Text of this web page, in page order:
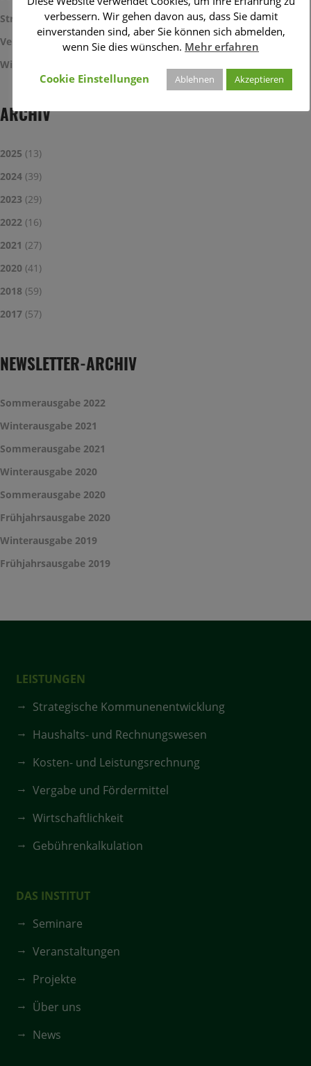
Strategie und Haushaltssicherung
Veranstaltungen
Wirtschaftlichkeitsbetrachtungen
ARCHIV
2025 (13)
2024 (39)
2023 (29)
2022 (16)
2021 (27)
2020 (41)
2018 (59)
2017 (57)
NEWSLETTER-ARCHIV
Sommerausgabe 2022
Winterausgabe 2021
Sommerausgabe 2021
Winterausgabe 2020
Sommerausgabe 2020
Frühjahrsausgabe 2020
Winterausgabe 2019
Frühjahrsausgabe 2019
LEISTUNGEN
Strategische Kommunenentwicklung
Haushalts- und Rechnungswesen
Kosten- und Leistungsrechnung
Vergabe und Fördermittel
Wirtschaftlichkeit
Gebührenkalkulation
DAS INSTITUT
Seminare
Veranstaltungen
Projekte
Über uns
News
verbessern. Wir gehen davon aus, dass Sie damit
einverstanden sind, aber Sie können sich abmelden,
wenn Sie dies wünschen. Mehr erfahren
Cookie Einstellungen Ablehnen Akzeptieren